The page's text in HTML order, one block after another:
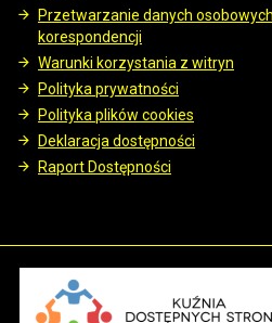
Przetwarzanie danych
korespondencji
Warunki korzystania z witryn
Polityka prywatności
Polityka plików cookies
Deklaracja dostępności
Raport Dostępności